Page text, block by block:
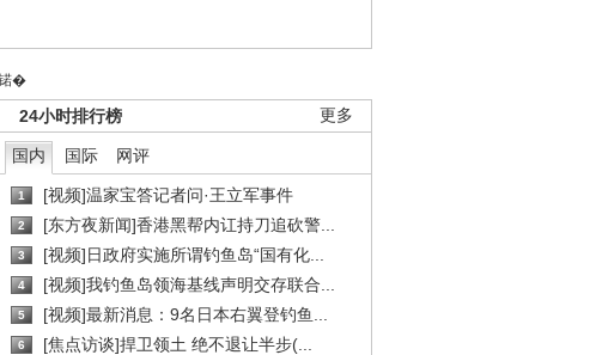
�
更多
24小时排行榜
国内 国际 网评
1 [视频]温家宝答记者问·王立军事件
2 [东方夜新闻]香港黑帮内讧持刀追砍警...
3 [视频]日政府实施所谓钓鱼岛“国有化...
4 [视频]我钓鱼岛领海基线声明交存联合...
5 [视频]最新消息：9名日本右翼登钓鱼...
6 [焦点访谈]捍卫领土 绝不退让半步(...